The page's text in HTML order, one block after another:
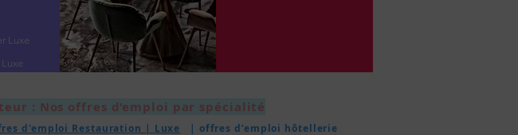
Luxe
: Nos offres d’emploi par spécialité
d'emploi Restauration | Luxe | offres d’emploi hôtellerie